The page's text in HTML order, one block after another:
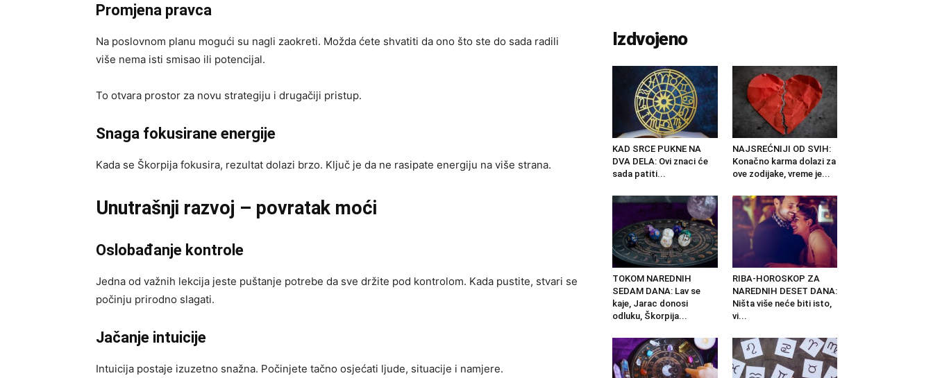
Promjena pravca
Na poslovnom planu mogući su nagli zaokreti. Možda ćete shvatiti da ono što ste do sada radili
više nema isti smisao ili potencijal.
To otvara prostor za novu strategiju i drugačiji pristup.
Snaga fokusirane energije
Kada se Škorpija fokusira, rezultat dolazi brzo. Ključ je da ne rasipate energiju na više strana.
Unutrašnji razvoj – povratak moći
Oslobađanje kontrole
Jedna od važnih lekcija jeste puštanje potrebe da sve držite pod kontrolom. Kada pustite, stvari se
počinju prirodno slagati.
Jačanje intuicije
Intuicija postaje izuzetno snažna. Počinjete tačno osjećati ljude, situacije i namjere.
Izdvojeno
KAD SRCE PUKNE NA
DVA DELA: Ovi znaci će
sada patiti...
NAJSREĆNIJI OD SVIH:
Konačno karma dolazi za
ove zodijake, vreme je...
TOKOM NAREDNIH
SEDAM DANA: Lav se
kaje, Jarac donosi
odluku, Škorpija...
RIBA-HOROSKOP ZA
NAREDNIH DESET DANA:
Ništa više neće biti isto,
vi...